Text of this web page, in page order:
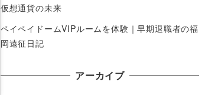
仮想通貨の未来
ペイペイドームVIPルームを体験｜早期退職者の福
岡遠征日記
アーカイブ